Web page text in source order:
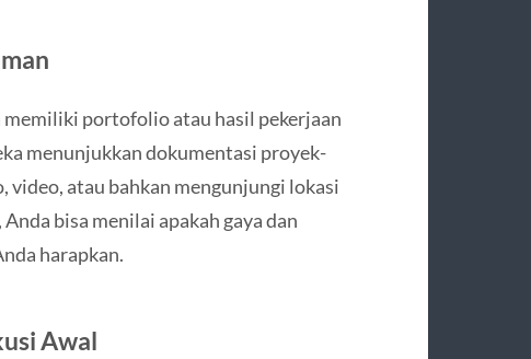
memiliki portofolio atau hasil pekerjaan
menunjukkan dokumentasi proyek-
video, atau bahkan mengunjungi lokasi
bisa menilai apakah gaya dan
harapkan.
Awal